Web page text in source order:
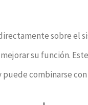
sobre el
su función.
combinarse